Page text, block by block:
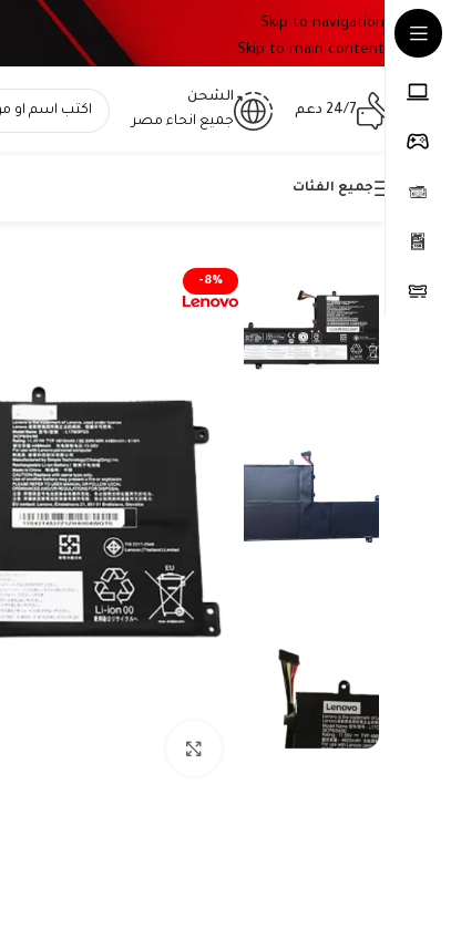
Skip to navigation
Skip to main content
24/7 دعم
الشحن
جميع انحاء مصر
جميع الفئات
-8%